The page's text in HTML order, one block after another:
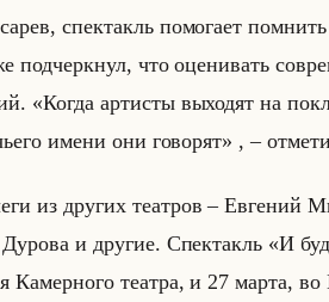
спек­такль по­мо­га­ет
под­черк­нул, что оце­ни­вать
«Когда артисты выходят на
имени они говорят» , –
из дру­гих те­ат­ров – Ев­ге­ний
и дру­гие. Спек­такль «И
Ка­мер­но­го те­ат­ра, и 27 марта,